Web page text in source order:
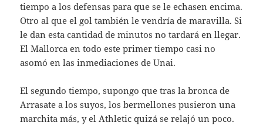
tiempo a los defensas para que se le echasen encima.
Otro al que el gol también le vendría de maravilla. Si
le dan esta cantidad de minutos no tardará en llegar.
El Mallorca en todo este primer tiempo casi no
asomó en las inmediaciones de Unai.
El segundo tiempo, supongo que tras la bronca de
Arrasate a los suyos, los bermellones pusieron una
marchita más, y el Athletic quizá se relajó un poco.